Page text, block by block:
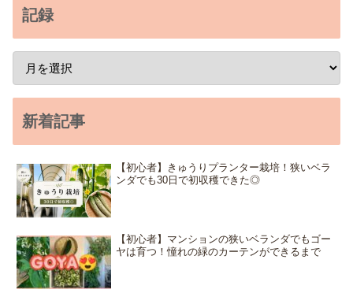
記録
新着記事
【初心者】きゅうりプランター栽培！狭いベラ
ンダでも30日で初収穫できた◎
【初心者】マンションの狭いベランダでもゴー
ヤは育つ！憧れの緑のカーテンができるまで